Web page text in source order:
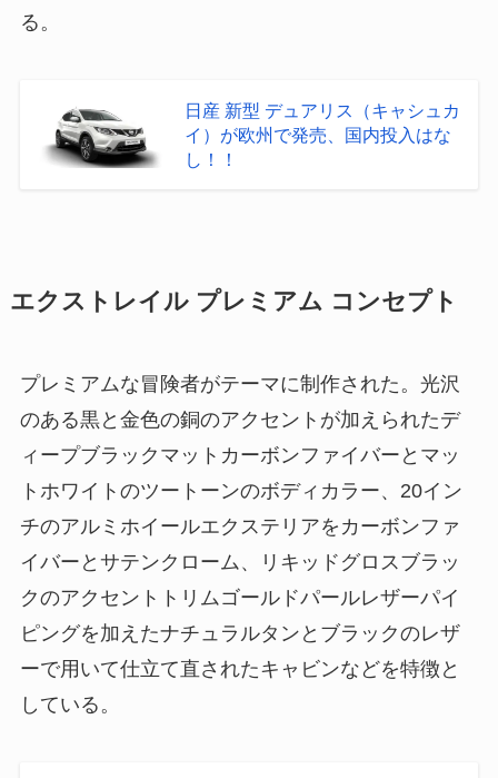
る。
日産 新型 デュアリス（キャシュカ
イ）が欧州で発売、国内投入はな
し！！
エクストレイル プレミアム コンセプト
プレミアムな冒険者がテーマに制作された。光沢
のある黒と金色の銅のアクセントが加えられたデ
ィープブラックマットカーボンファイバーとマッ
トホワイトのツートーンのボディカラー、20イン
チのアルミホイールエクステリアをカーボンファ
イバーとサテンクローム、リキッドグロスブラッ
クのアクセントトリムゴールドパールレザーパイ
ピングを加えたナチュラルタンとブラックのレザ
ーで用いて仕立て直されたキャビンなどを特徴と
している。